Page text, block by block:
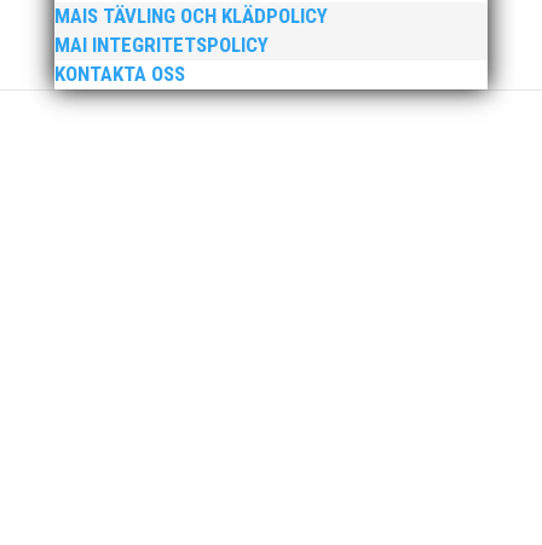
MAIS TÄVLING OCH KLÄDPOLICY
MAI INTEGRITETSPOLICY
KONTAKTA OSS